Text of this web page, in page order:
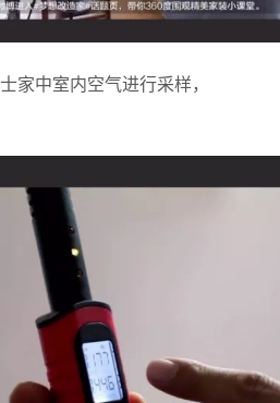
家中室内空气进行采样，